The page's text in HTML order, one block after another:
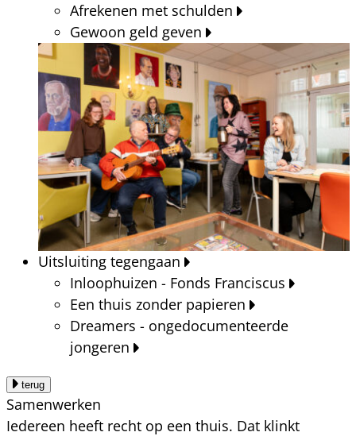
Afrekenen met schulden
Gewoon geld geven
Uitsluiting tegengaan
Inloophuizen - Fonds Franciscus
Een thuis zonder papieren
Dreamers - ongedocumenteerde
jongeren
terug
Samenwerken
Iedereen heeft recht op een thuis. Dat klinkt